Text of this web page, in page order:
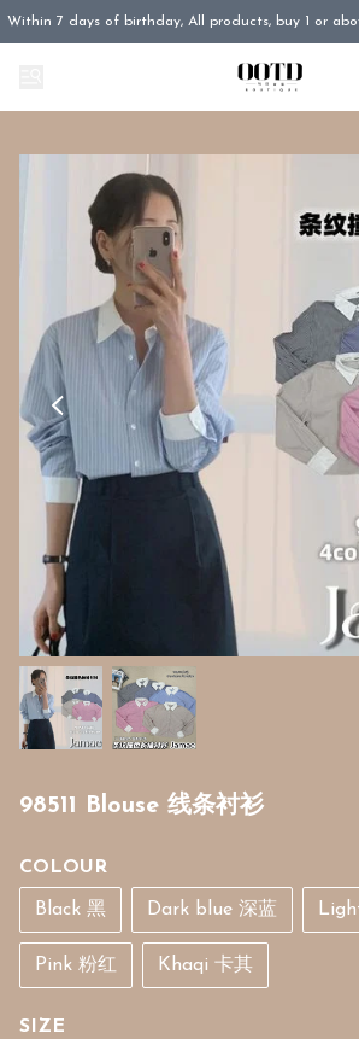
Within 7 days of birthday, All products, buy 1 or
98511 Blouse 线条衬衫
COLOUR
Black 黑 Dark blue 深蓝
Pink 粉红 Khaqi 卡其
SIZE